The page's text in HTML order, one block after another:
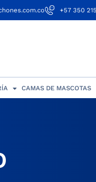
+57 350
CAMAS DE MASCOTAS